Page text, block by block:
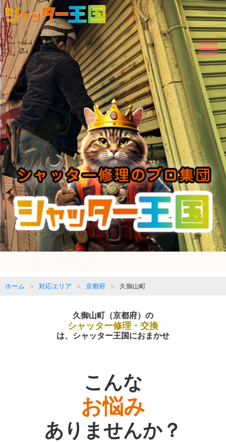
ホーム 対応エリア 京都府 久御山町
久御山町（京都府）の
シャッター修理・交換
は、シャッター王国におまかせ
こんな
お悩み
ありませんか？